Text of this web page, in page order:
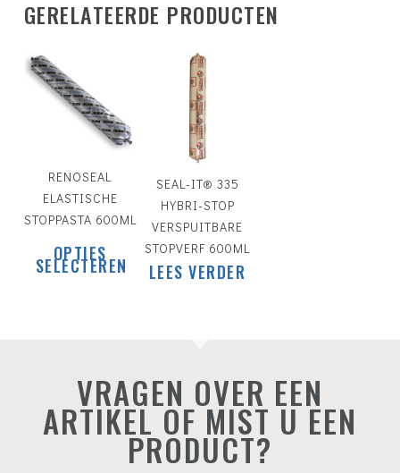
GERELATEERDE PRODUCTEN
€
RENOSEAL
ELASTISCHE
STOPPASTA 600ML
OPTIES
SELECTEREN
product
heeft
gekozen
worden
op
de
SEAL-IT® 335
HYBRI-STOP
VERSPUITBARE
STOPVERF 600ML
LEES VERDER
VRAGEN OVER EEN
ARTIKEL OF MIST U EEN
PRODUCT?